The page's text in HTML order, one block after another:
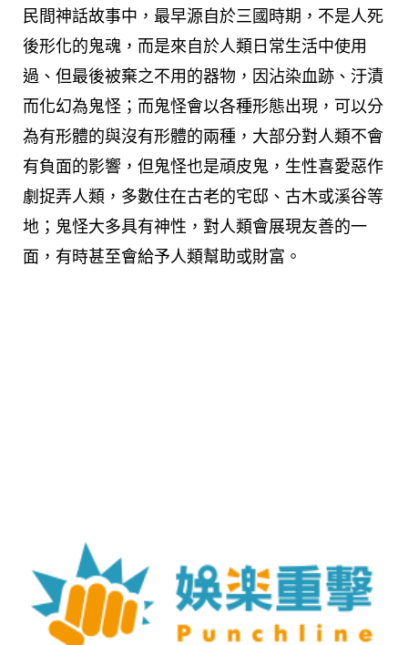
民間神話故事中，最早源自於三國時期，不是人死
後形化的鬼魂，而是來自於人類日常生活中使用
過、但最後被棄之不用的器物，因沾染血跡、汙漬
而化幻為鬼怪；而鬼怪會以各種形態出現，可以分
為有形體的與沒有形體的兩種，大部分對人類不會
有負面的影響，但鬼怪也是頑皮鬼，生性喜愛惡作
劇捉弄人類，多數住在古老的宅邸、古木或溪谷等
地；鬼怪大多具有神性，對人類會展現友善的一
面，有時甚至會給予人類幫助或財富。